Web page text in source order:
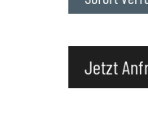
Jetzt